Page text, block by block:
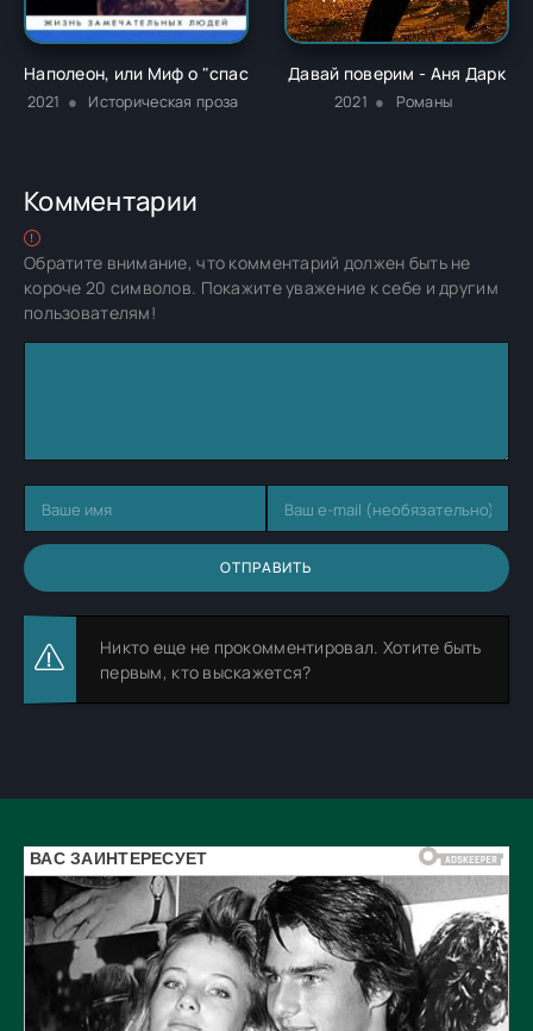
Наполеон, или Миф о "спасителе" - Жан Тюлар
2021 Историческая проза
Давай поверим - Аня Дарк
2021 Романы
Комментарии
Обратите внимание, что комментарий должен быть не
короче 20 символов. Покажите уважение к себе и другим
пользователям!
ОТПРАВИТЬ
Никто еще не прокомментировал. Хотите быть
первым, кто выскажется?